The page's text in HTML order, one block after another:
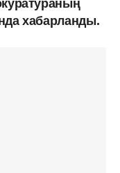
хабарланды.